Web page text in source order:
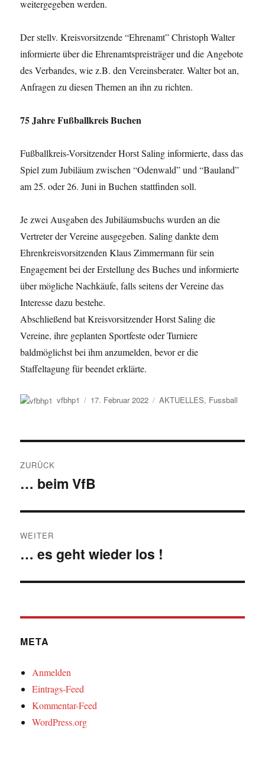
weitergegeben werden.
Der stellv. Kreisvorsitzende “Ehrenamt” Christoph Walter
informierte über die Ehrenamtspreisträger und die Angebote
des Verbandes, wie z.B. den Vereinsberater. Walter bot an,
Anfragen zu diesen Themen an ihn zu richten.
75 Jahre Fußballkreis Buchen
Fußballkreis-Vorsitzender Horst Saling informierte, dass das
Spiel zum Jubiläum zwischen “Odenwald” und “Bauland”
am 25. oder 26. Juni in Buchen stattfinden soll.
Je zwei Ausgaben des Jubiläumsbuchs wurden an die
Vertreter der Vereine ausgegeben. Saling dankte dem
Ehrenkreisvorsitzenden Klaus Zimmermann für sein
Engagement bei der Erstellung des Buches und informierte
über mögliche Nachkäufe, falls seitens der Vereine das
Interesse dazu bestehe.
Abschließend bat Kreisvorsitzender Horst Saling die
Vereine, ihre geplanten Sportfeste oder Turniere
baldmöglichst bei ihm anzumelden, bevor er die
Staffeltagung für beendet erklärte.
Autor
vfbhp1
Veröffentlicht
17. Februar 2022 Kategorien
AKTUELLES, Fussball
ZURÜCK
Vorheriger
… beim VfB
WEITER
Nächster
… es geht wieder los !
META
Anmelden
Eintrags-Feed
Kommentar-Feed
WordPress.org